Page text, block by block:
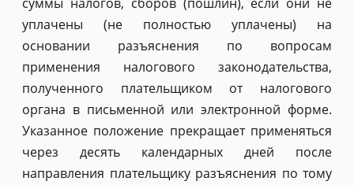
уплачены (не полностью уплачены) на
основании разъяснения по вопросам
применения налогового законодательства,
полученного плательщиком от налогового
органа в письменной или электронной форме.
Указанное положение прекращает применяться
через десять календарных дней после
направления плательщику разъяснения по тому